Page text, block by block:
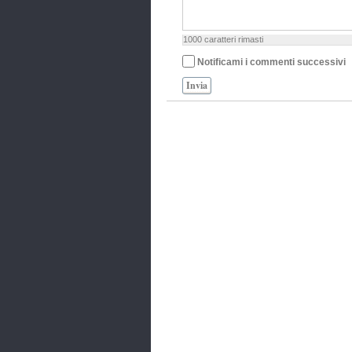
1000 caratteri rimasti
Notificami i commenti successivi
Invia